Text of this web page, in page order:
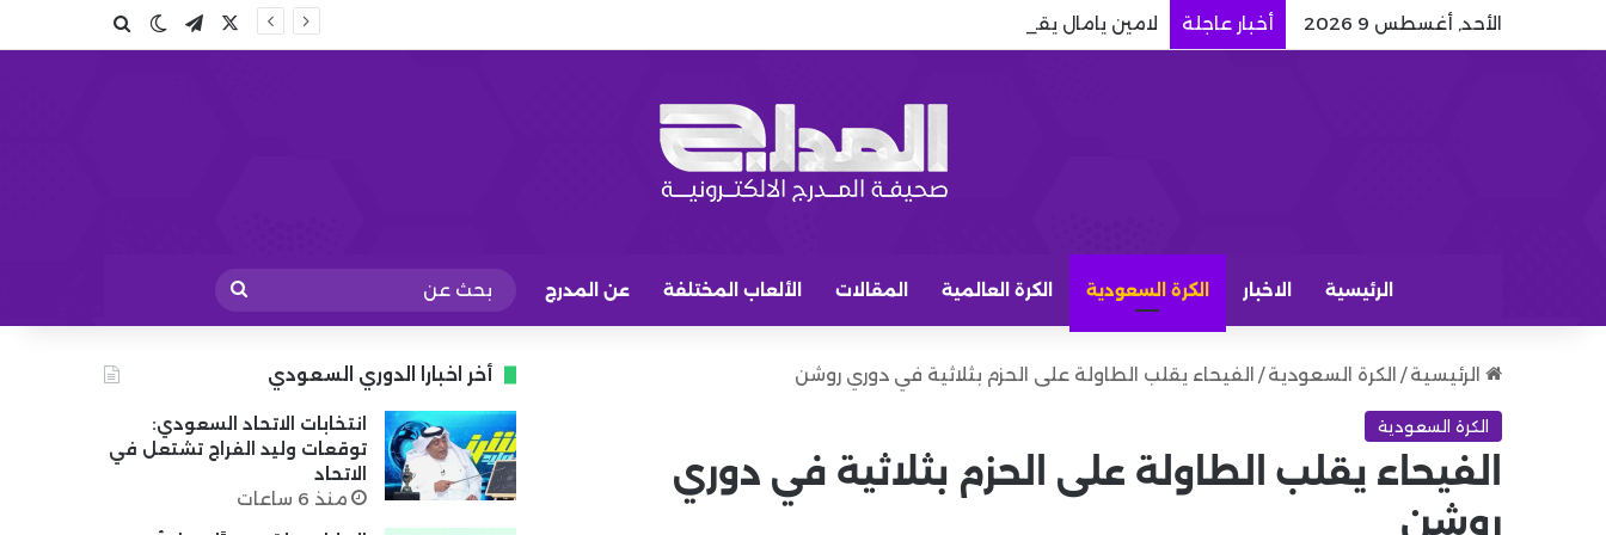
الأحد, أغسطس 9 2026 أخبار عاجلة لامين يامال يقتني قصر شاكيرا وبيكيه في برشلونة تيلقرامالوضع المظلم
بحث عن
الرئيسية الاخبار الكرة السعودية الكرة العالمية المقالات الألعاب المختلفة عن المدرج
بحث
عن
الرئيسية / الكرة السعودية / الفيحاء يقلب الطاولة على الحزم بثلاثية في دوري روشن
الكرة السعودية
الفيحاء يقلب الطاولة على الحزم بثلاثية في دوري
روشن
أخر اخبارا الدوري السعودي
انتخابات الاتحاد السعودي:
توقعات وليد الفراج تشتعل في
الاتحاد
منذ 6 ساعات